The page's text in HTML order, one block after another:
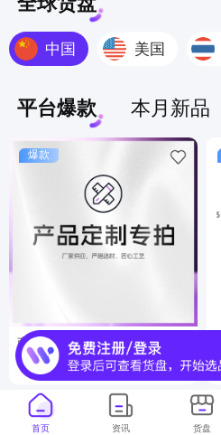
中国 美国
平台爆款 本月新品
爆款
商品定制服务
月销 6000000+
首页 资讯 货盘